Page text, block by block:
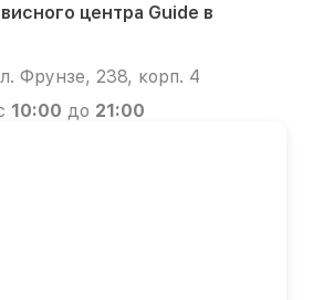
центра Guide в
Фрунзе, 238, корп. 4
10:00 до 21:00